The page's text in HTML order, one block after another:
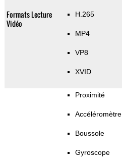
Formats Lecture
Vidéo
H.265
MP4
VP8
XVID
Proximité
Accéléromètre
Boussole
Gyroscope